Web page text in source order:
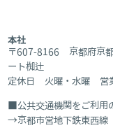
本社
〒607-8166 京都府京
ート椥辻
定休日 火曜・水曜 営
公共交通機関をご利用
京都市営地下鉄東西線